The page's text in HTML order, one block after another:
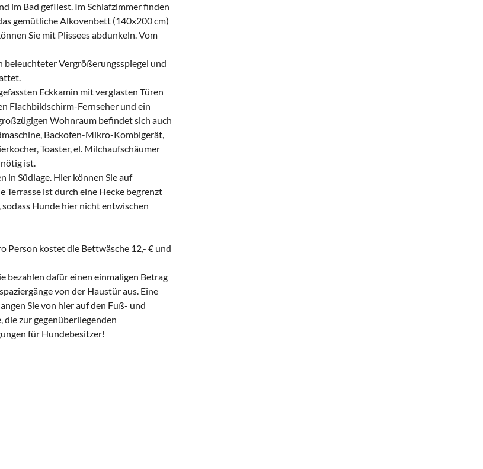
im Bad gefliest. Im Schlafzimmer finden
gemütliche Alkovenbett (140x200 cm)
Sie mit Plissees abdunkeln. Vom
beleuchteter Vergrößerungsspiegel und
Eckkamin mit verglasten Türen
Flachbildschirm-Fernseher und ein
Wohnraum befindet sich auch
Backofen-Mikro-Kombigerät,
Toaster, el. Milchaufschäumer
ist.
in Südlage. Hier können Sie auf
Terrasse ist durch eine Hecke begrenzt
Hunde hier nicht entwischen
Person kostet die Bettwäsche 12,- € und
bezahlen dafür einen einmaligen Betrag
von der Haustür aus. Eine
Sie von hier auf den Fuß- und
die zur gegenüberliegenden
für Hundebesitzer!